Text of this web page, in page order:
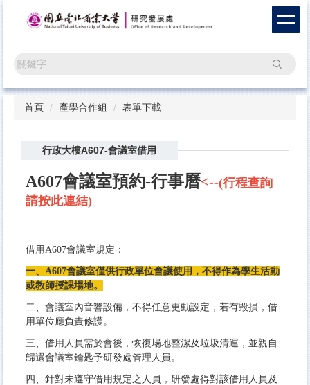
區
搜尋
首頁 產學合作組 表單下載
行政大樓A607-會議室借用
A607會議室預約-行事曆<--(行程查詢
請按此連結)
借用A607會議室規定：
一、A607會議室僅供行政單位會議使用，不得作為學生活動
或教師授課場地。
二、會議室內音響設備，不得任意更動設定，若有毀損，借
用單位應負責修護。
三、借用人員需於會後，恢復場地整潔及垃圾清運，並親自
歸還會議室鑰匙予研發處管理人員。
四、針對未遵守借用規定之人員，研發處得對該借用人員及